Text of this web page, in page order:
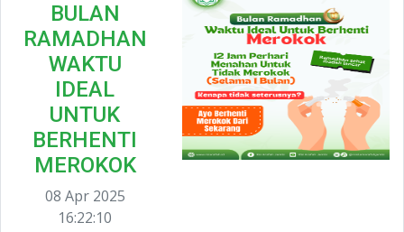
BULAN
RAMADHAN
WAKTU
IDEAL
UNTUK
BERHENTI
MEROKOK
08 Apr 2025
16:22:10